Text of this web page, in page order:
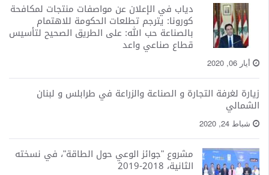
دياب في الإعلان عن مواصفات منتجات لمكافحة
كورونا: يترجم تطلعات الحكومة للاهتمام
بالصناعة حب الله: على الطريق الصحيح لتأسيس
قطاع صناعي واعد
أيار 06, 2020
زيارة لغرفة التجارة و الصناعة والزراعة في طرابلس و لبنان
الشمالي
شباط 24, 2020
مشروع "جوائز الوعي حول الطاقة"، في نسخته
الثانية، 2018-2019